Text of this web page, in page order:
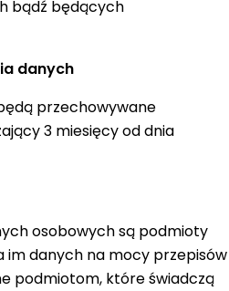
bądź będących
danych
przechowywane
3 miesięcy od dnia
osobowych są podmioty
im danych na mocy przepisów
podmiotom, które świadczą